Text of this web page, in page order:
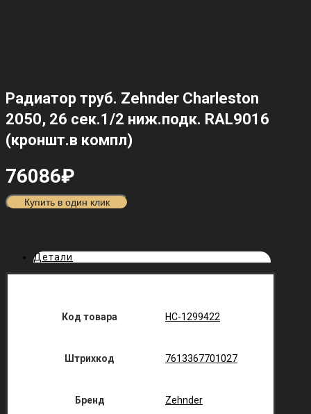
Радиатор труб. Zehnder Charleston
2050, 26 сек.1/2 ниж.подк. RAL9016
(кроншт.в компл)
76086₽
Купить в один клик
Детали
Код товара НС-1299422
Штрихкод 7613367701027
Бренд Zehnder